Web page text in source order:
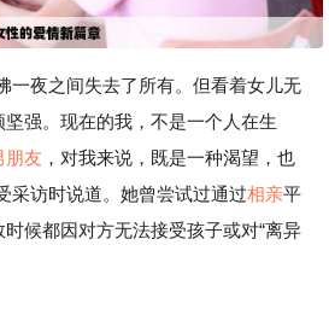
一夜之间失去了所有。但看着女儿无
强。现在的我，不是一个人在生
朋友 ，对我来说，既是一种渴望，也
采访时说道。她曾尝试过通过相亲平
候都因对方无法接受孩子或对“离异